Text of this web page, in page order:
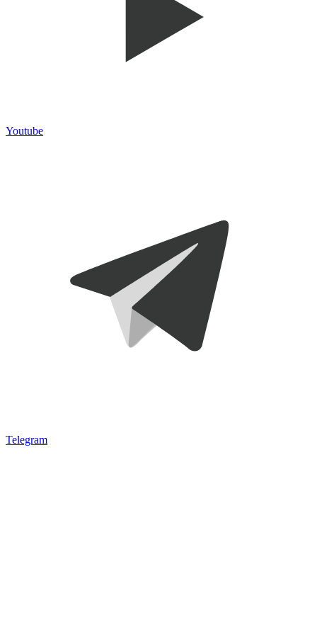
Youtube
Telegram